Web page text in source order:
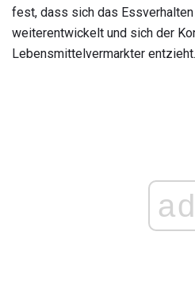
fest, dass sich das
weiterentwickelt und sich der
Lebensmittelvermarkter entzieht.
ad